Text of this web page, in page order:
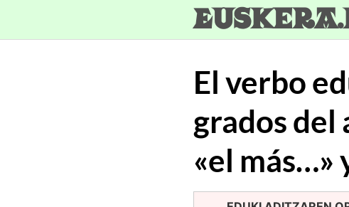
content
El verbo
grados del
«el más…»